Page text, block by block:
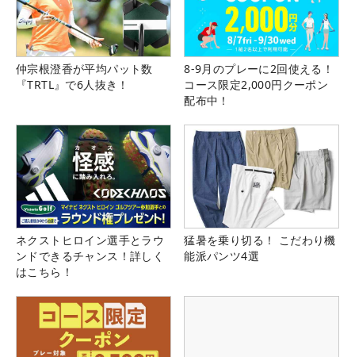
仲宗根澄香が平均パット数
『TRTL』で6人抜き！
8-9月のプレーに2回使える！
コース限定2,000円クーポン
配布中！
ネクストヒロイン選手とラウ
ンドできるチャンス！詳しく
はこちら！
猛暑を乗り切る！ こだわり機
能派パンツ4選